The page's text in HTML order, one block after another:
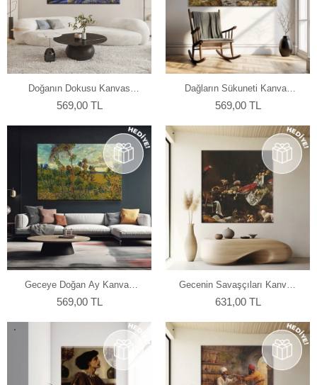
Doğanın Dokusu Kanvas
Tablo
569,00 TL
Dağların Sükuneti Kanvas
Tablo
569,00 TL
Geceye Doğan Ay Kanvas
Tablo
569,00 TL
Gecenin Savaşçıları Kanvas
Tablo
631,00 TL